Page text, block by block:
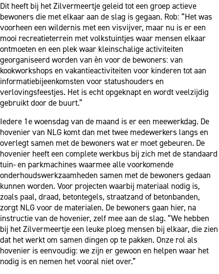
Dit heeft bij het Zilvermeertje geleid tot een groep actieve
bewoners die met elkaar aan de slag is gegaan. Rob: “Het was
voorheen een wildernis met een visvijver, maar nu is er een
mooi recreatieterrein met volkstuintjes waar mensen elkaar
ontmoeten en een plek waar kleinschalige activiteiten
georganiseerd worden van èn voor de bewoners: van
kookworkshops en vakantieactiviteiten voor kinderen tot aan
informatiebijeenkomsten voor statushouders en
verlovingsfeestjes. Het is echt opgeknapt en wordt veelzijdig
gebruikt door de buurt.”
Iedere 1e woensdag van de maand is er een meewerkdag. De
hovenier van NLG komt dan met twee medewerkers langs en
overlegt samen met de bewoners wat er moet gebeuren. De
hovenier heeft een complete werkbus bij zich met de standaard
tuin- en parkmachines waarmee alle voorkomende
onderhoudswerkzaamheden samen met de bewoners gedaan
kunnen worden. Voor projecten waarbij materiaal nodig is,
zoals paal, draad, betontegels, straatzand of betonbanden,
zorgt NLG voor de materialen. De bewoners gaan hier, na
instructie van de hovenier, zelf mee aan de slag. “We hebben
bij het Zilvermeertje een leuke ploeg mensen bij elkaar, die zien
dat het werkt om samen dingen op te pakken. Onze rol als
hovenier is eenvoudig: we zijn er gewoon en helpen waar het
nodig is en nemen het vooral niet over.”